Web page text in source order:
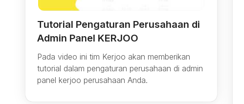
Tutorial Pengaturan Perusahaan di
Admin Panel KERJOO
Pada video ini tim Kerjoo akan memberikan
tutorial dalam pengaturan perusahaan di admin
panel kerjoo perusahaan Anda.